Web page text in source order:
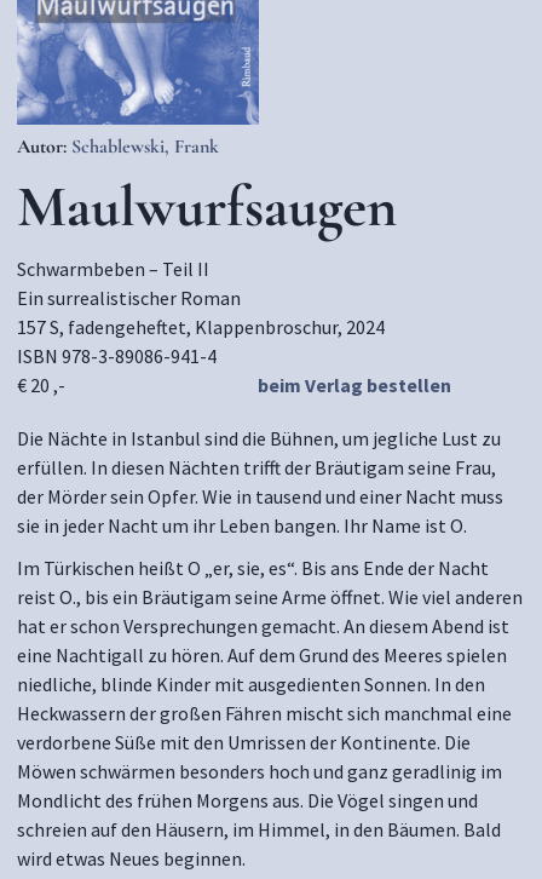
Autor: Schablewski, Frank
Maulwurfsaugen
Schwarmbeben – Teil II
Ein surrealistischer Roman
157 S, fadengeheftet, Klappenbroschur, 2024
ISBN 978-3-89086-941-4
€ 20 ,-
beim Verlag bestellen
Die Nächte in Istanbul sind die Bühnen, um jegliche Lust zu
erfüllen. In diesen Nächten trifft der Bräutigam seine Frau,
der Mörder sein Opfer. Wie in tausend und einer Nacht muss
sie in jeder Nacht um ihr Leben bangen. Ihr Name ist O.
Im Türkischen heißt O „er, sie, es“. Bis ans Ende der Nacht
reist O., bis ein Bräutigam seine Arme öffnet. Wie viel anderen
hat er schon Versprechungen gemacht. An diesem Abend ist
eine Nachtigall zu hören. Auf dem Grund des Meeres spielen
niedliche, blinde Kinder mit ausgedienten Sonnen. In den
Heckwassern der großen Fähren mischt sich manchmal eine
verdorbene Süße mit den Umrissen der Kontinente. Die
Möwen schwärmen besonders hoch und ganz geradlinig im
Mondlicht des frühen Morgens aus. Die Vögel singen und
schreien auf den Häusern, im Himmel, in den Bäumen. Bald
wird etwas Neues beginnen.